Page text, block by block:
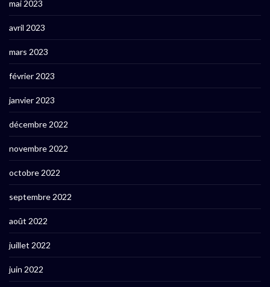
mai 2023
avril 2023
mars 2023
février 2023
janvier 2023
décembre 2022
novembre 2022
octobre 2022
septembre 2022
août 2022
juillet 2022
juin 2022